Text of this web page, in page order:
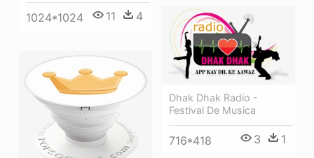
1024*1024 11 4
Dhak Dhak Radio -
Festival De Musica
716*418 3 1